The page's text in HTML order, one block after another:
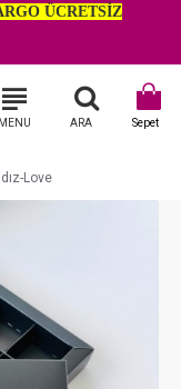
ÜCRETSİZ
Love